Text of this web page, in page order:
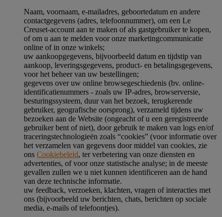
Naam, voornaam, e-mailadres, geboortedatum en andere
contactgegevens (adres, telefoonnummer), om een Le
Creuset-account aan te maken of als gastgebruiker te kopen,
of om u aan te melden voor onze marketingcommunicatie
online of in onze winkels;
uw aankoopgegevens, bijvoorbeeld datum en tijdstip van
aankoop, leveringsgegevens, product- en betalingsgegevens,
voor het beheer van uw bestellingen;
gegevens over uw online browsegeschiedenis (bv. online-
identificatienummers - zoals uw IP-adres, browserversie,
besturingssysteem, duur van het bezoek, terugkerende
gebruiker, geografische oorsprong), verzameld tijdens uw
bezoeken aan de Website (ongeacht of u een geregistreerde
gebruiker bent of niet), door gebruik te maken van logs en/of
traceringstechnologieën zoals “cookies” (voor informatie over
het verzamelen van gegevens door middel van cookies, zie
ons Cookiebeleid, ter verbetering van onze diensten en
advertenties, of voor onze statistische analyse; in de meeste
gevallen zullen we u niet kunnen identificeren aan de hand
van deze technische informatie.
uw feedback, verzoeken, klachten, vragen of interacties met
ons (bijvoorbeeld uw berichten, chats, berichten op sociale
media, e-mails of telefoontjes).